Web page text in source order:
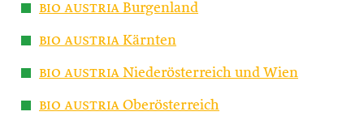
bio austria Burgenland
bio austria Kärnten
bio austria Niederösterreich und Wien
bio austria Oberösterreich